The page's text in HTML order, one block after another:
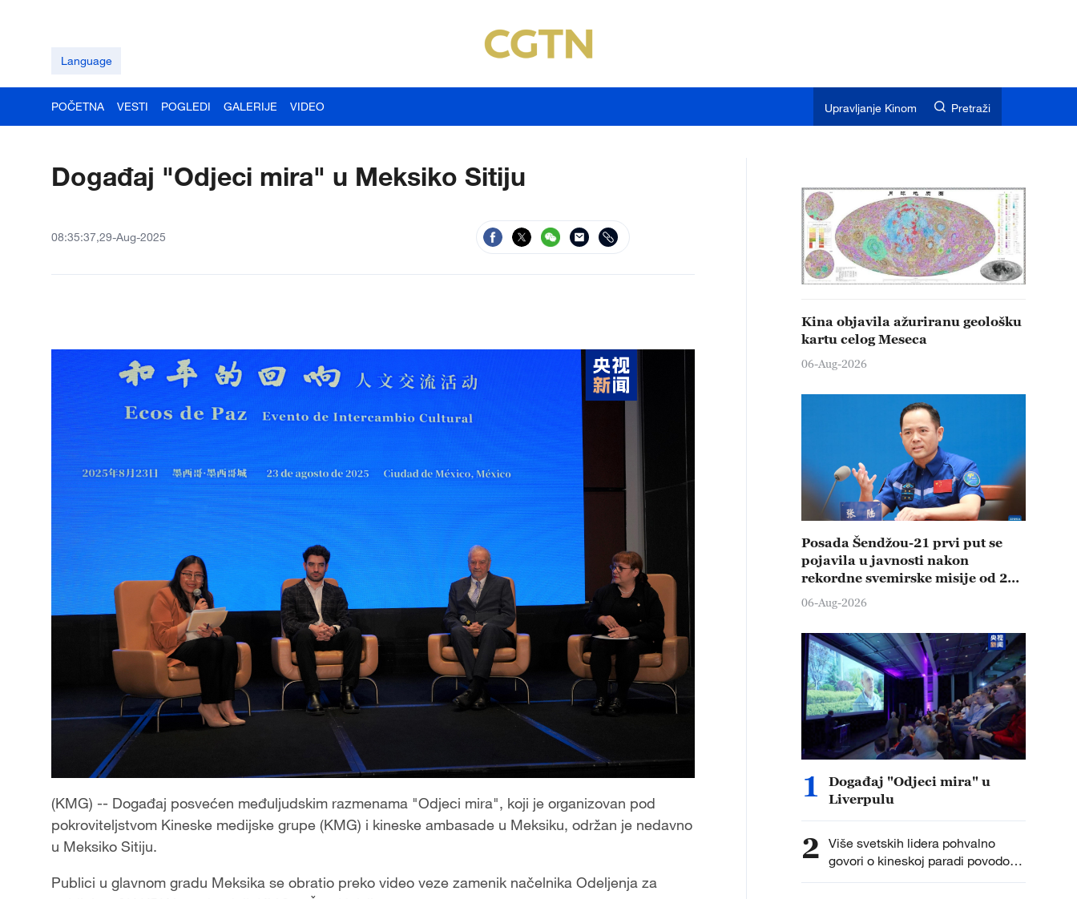
Language
POČETNA VESTI POGLEDI GALERIJE VIDEO Upravljanje Kinom Pretraži
Događaj "Odjeci mira" u Meksiko Sitiju
08:35:37,29-Aug-2025
(KMG) -- Događaj posvećen međuljudskim razmenama "Odjeci mira", koji je organizovan pod
pokroviteljstvom Kineske medijske grupe (KMG) i kineske ambasade u Meksiku, održan je nedavno
u Meksiko Sitiju.
Publici u glavnom gradu Meksika se obratio preko video veze zamenik načelnika Odeljenja za
Kina objavila ažuriranu geološku
kartu celog Meseca
06-Aug-2026
Posada Šendžou-21 prvi put se
pojavila u javnosti nakon
rekordne svemirske misije od 210
dana
06-Aug-2026
1
Događaj "Odjeci mira" u
Liverpulu
2 Više svetskih lidera pohvalno
govori o kineskoj paradi povodom
Dana pobede